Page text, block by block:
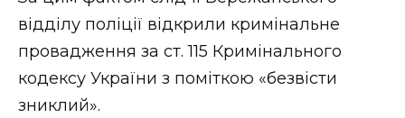
відділу поліції відкрили кримінальне
провадження за ст. 115 Кримінального
кодексу України з поміткою «безвісти
зниклий».